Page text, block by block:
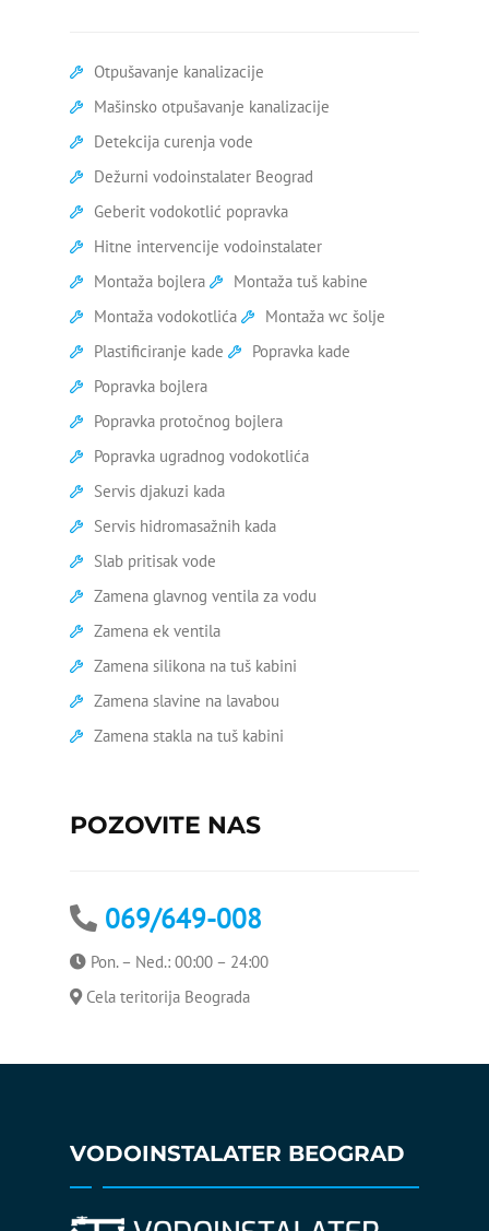
Skidanje silikona sa kade
Slab pritisak hladne vode
Slab pritisak vode
Ugradnja kade
Ugradnja vodokotlića
Zamena ventila za vodu
Zamena ek ventila
Zamena ventila na radijatoru
Zamena ventila pod
pritiskom
Geberit vodokotlić popravka
Zamena tuš kabine
Zamena wc šolje
Bojler curi na crevu
Bojler curi na vrhu
Čišćenje bojlera
Čišćenje protočnog bojlera
Bojler curi na sigurnosni
Otpušavanje kanalizacije
Mašinsko otpušavanje kanalizacije
Detekcija curenja vode
Dežurni vodoinstalater Beograd
Geberit vodokotlić popravka
Hitne intervencije vodoinstalater
Montaža bojlera
Montaža tuš kabine
Montaža vodokotlića
Montaža wc šolje
Plastificiranje kade
Popravka kade
Popravka bojlera
Popravka protočnog bojlera
Popravka ugradnog vodokotlića
Servis djakuzi kada
Servis hidromasažnih kada
Slab pritisak vode
Zamena glavnog ventila za vodu
Zamena ek ventila
Zamena silikona na tuš kabini
Zamena slavine na lavabou
Zamena stakla na tuš kabini
POZOVITE NAS
069/649-008
Pon. – Ned.: 00:00 – 24:00
Cela teritorija Beograda
VODOINSTALATER BEOGRAD